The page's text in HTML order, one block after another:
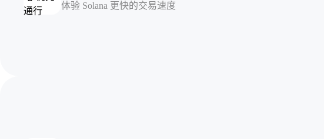
体验 Solana 更快的交易速度